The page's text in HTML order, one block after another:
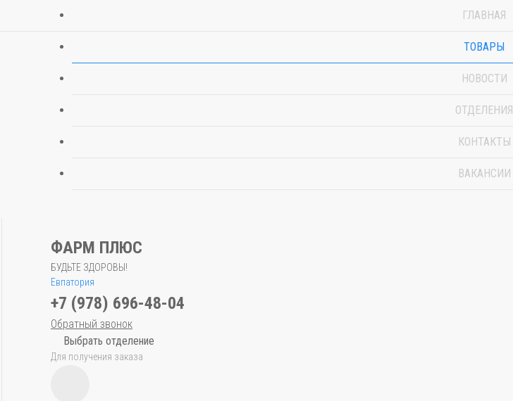
ГЛАВНАЯ
ТОВАРЫ
НОВОСТИ
ОТДЕЛЕНИЯ
КОНТАКТЫ
ВАКАНСИИ
ФАРМ ПЛЮС
БУДЬТЕ ЗДОРОВЫ!
Евпатория
+7 (978) 696-48-04
Обратный звонок
Выбрать отделение
Для получения заказа